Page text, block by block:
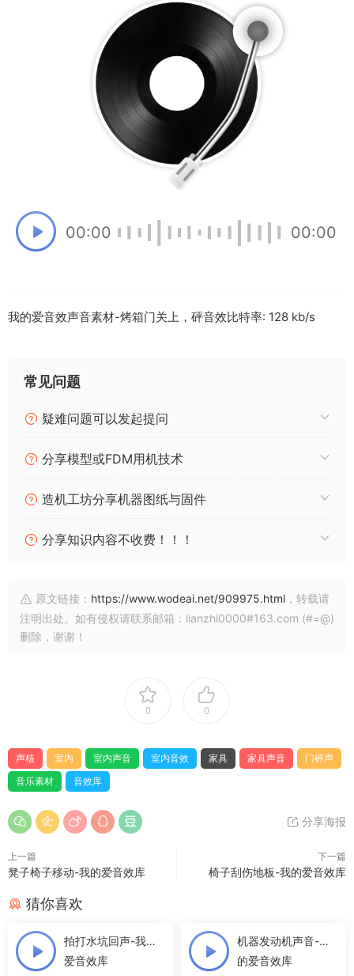
00:00 00:00
我的爱音效声音素材-烤箱门关上，砰音效比特率: 128 kb/s
常见问题
疑难问题可以发起提问
分享模型或FDM用机技术
造机工坊分享机器图纸与固件
分享知识内容不收费！！！
原文链接： https://www.wodeai.net/909975.html ，转载请
注明出处。如有侵权请联系邮箱：lianzhi0000#163.com (#=@)
删除，谢谢！
0 0
声核 室内 室内声音 室内音效 家具 家具声音
门砰声
音乐素材
音效库
分享海报
上一篇
凳子椅子移动-我的爱音效库
下一篇
椅子刮伤地板-我的爱音效库
猜你喜欢
拍打水坑回声-我的
爱音效库
机器发动机声音-我
的爱音效库